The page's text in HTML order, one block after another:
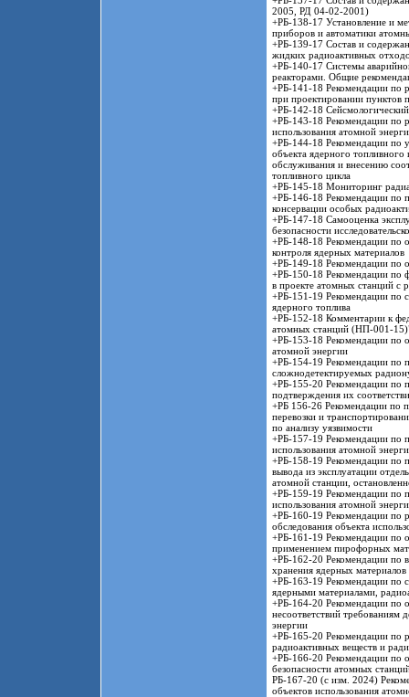
2005, РД 04-02-2001)
+РБ-138-17 Установление и
приборов и автоматики
+РБ-139-17 Состав и
жидких радиоактивных
+РБ-140-17 Системы
реакторами. Общие
+РБ-141-18 Рекомендации по
при проектировании пунктов
+РБ-142-18
+РБ-143-18 Рекомендации по
использования атомной
+РБ-144-18 Рекомендации по
объекта ядерного
обслуживания и внесению
топливного цикла
+РБ-145-18 Мониторинг
+РБ-146-18 Рекомендации по
консервации особых
+РБ-147-18 Самооценка
безопасности
+РБ-148-18 Рекомендации по
контроля ядерных материалов
+РБ-149-18 Рекомендации по
+РБ-150-18 Рекомендации по
в проекте атомных станций с
+РБ-151-19 Рекомендации по
ядерного топлива
+РБ-152-18 Комментарии к
атомных станций (НП-001-
+РБ-153-18 Рекомендации по
атомной энергии
+РБ-154-19 Рекомендации по
сложнодетектируемых
+РБ-155-20 Рекомендации по
подтверждения их
+РБ 156-26 Рекомендации по
перевозки и
по анализу уязвимости
+РБ-157-19 Рекомендации по
использования атомной
+РБ-158-19 Рекомендации по
вывода из эксплуатации
атомной станции,
+РБ-159-19 Рекомендации по
использования атомной
+РБ-160-19 Рекомендации по
обследования объекта
+РБ-161-19 Рекомендации по
применением пирофорных
+РБ-162-20 Рекомендации по
хранения ядерных
+РБ-163-19 Рекомендации по
ядерными материалами,
+РБ-164-20 Рекомендации по
несоответствий требованиям
энергии
+РБ-165-20 Рекомендации по
радиоактивных веществ и
+РБ-166-20 Рекомендации по
безопасности атомных
РБ-167-20 (с изм. 2024)
объектов использования